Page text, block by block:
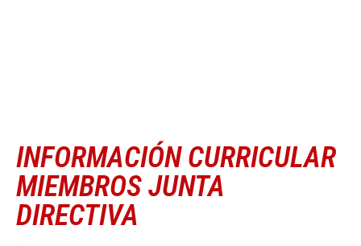
INFORMACIÓN CURRICULAR
MIEMBROS JUNTA
DIRECTIVA